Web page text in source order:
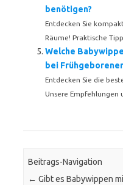
benötigen?
Entdecken Sie
Räume! Praktische
Welche
bei
Entdecken Sie die
Unsere Empfehlungen
Beitrags-Navigation
← Gibt es Babywippen